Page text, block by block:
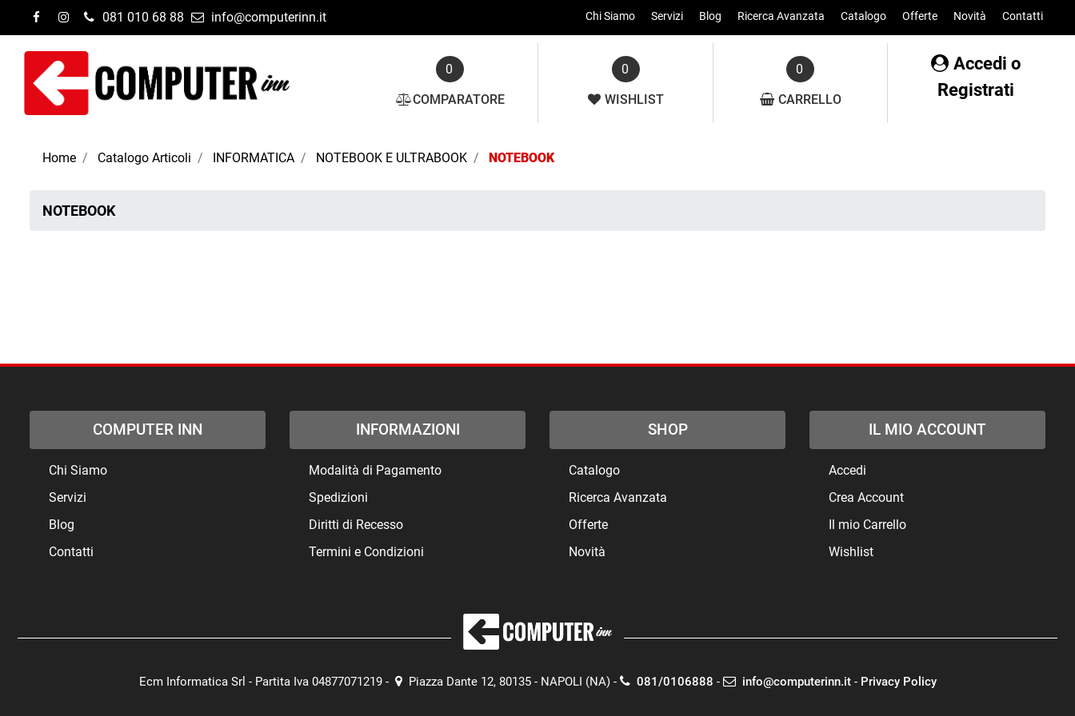
081 010 68 88 info@computerinn.it Chi Siamo Servizi Blog Ricerca Avanzata Catalogo Offerte Novità Contatti
0
COMPARATORE
0
WISHLIST
0
CARRELLO
Accedi o
Registrati
Home Catalogo Articoli INFORMATICA NOTEBOOK E ULTRABOOK NOTEBOOK
NOTEBOOK
COMPUTER INN
Chi Siamo
Servizi
Blog
Contatti
INFORMAZIONI
Modalità di Pagamento
Spedizioni
Diritti di Recesso
Termini e Condizioni
SHOP
Catalogo
Ricerca Avanzata
Offerte
Novità
IL MIO ACCOUNT
Accedi
Crea Account
Il mio Carrello
Wishlist
Ecm Informatica Srl - Partita Iva 04877071219 - Piazza Dante 12, 80135 - NAPOLI (NA) - 081/0106888 - info@computerinn.it- Privacy Policy